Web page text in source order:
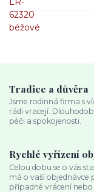
Tradice a důvěra
Jsme rodinná firma s
rádi vracejí.
péči a spokojenosti.
Rychlé vyřízení
Celou dobu se o vás
má o vaší objednávce
případné vrácení